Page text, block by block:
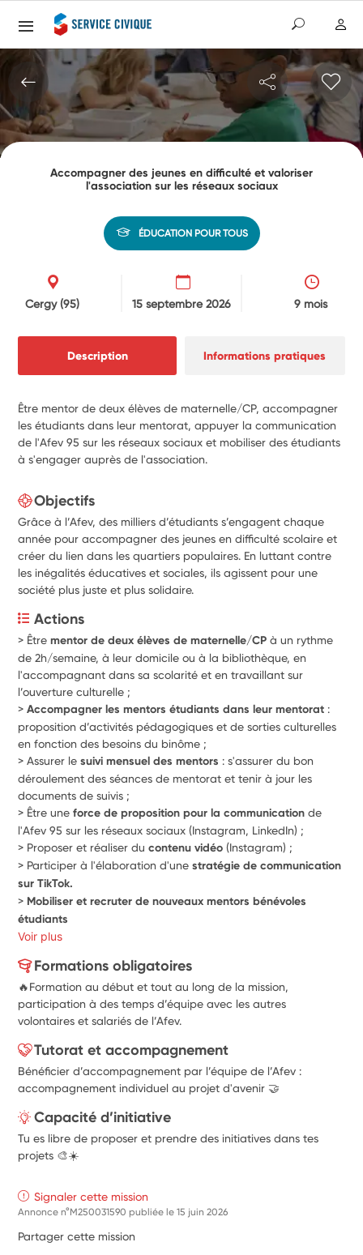
Accompagner des jeunes en difficulté et valoriser
l'association sur les réseaux sociaux
ÉDUCATION POUR TOUS
Cergy(95) 15 septembre 2026 9 mois
Description Informations pratiques
Être mentor de deux élèves de maternelle/CP, accompagner
les étudiants dans leur mentorat, appuyer la communication
de l'Afev 95 sur les réseaux sociaux et mobiliser des étudiants
à s'engager auprès de l'association.
Objectifs
Grâce à l’Afev, des milliers d’étudiants s’engagent chaque
année pour accompagner des jeunes en difficulté scolaire et
créer du lien dans les quartiers populaires. En luttant contre
les inégalités éducatives et sociales, ils agissent pour une
société plus juste et plus solidaire.
Actions
> Être mentor de deux élèves de maternelle/CP à un rythme
de 2h/semaine, à leur domicile ou à la bibliothèque, en
l'accompagnant dans sa scolarité et en travaillant sur
l’ouverture culturelle ;
> Accompagner les mentors étudiants dans leur mentorat :
proposition d’activités pédagogiques et de sorties culturelles
en fonction des besoins du binôme ;
> Assurer le suivi mensuel des mentors : s'assurer du bon
déroulement des séances de mentorat et tenir à jour les
> Être une force de proposition pour la communication de
l'Afev 95 sur les réseaux sociaux (Instagram, LinkedIn) ;
> Proposer et réaliser du contenu vidéo (Instagram) ;
> Participer à l'élaboration d'une stratégie de communication
sur TikTok.
> Mobiliser et recruter de nouveaux mentors bénévoles
Voir plus
Formations obligatoires
🔥Formation au début et tout au long de la mission,
participation à des temps d’équipe avec les autres
volontaires et salariés de l’Afev.
Tutorat et accompagnement
Bénéficier d’accompagnement par l’équipe de l’Afev :
accompagnement individuel au projet d'avenir 🤝
Capacité d’initiative
Tu es libre de proposer et prendre des initiatives dans tes
projets 🎨☀️
Signaler cette mission
Annonce n°M250031590 publiée le15 juin 2026
Partager cette mission